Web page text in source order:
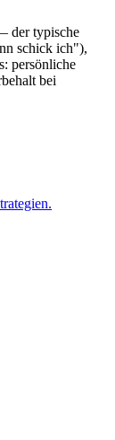
der typische
schick ich"),
persönliche
bei